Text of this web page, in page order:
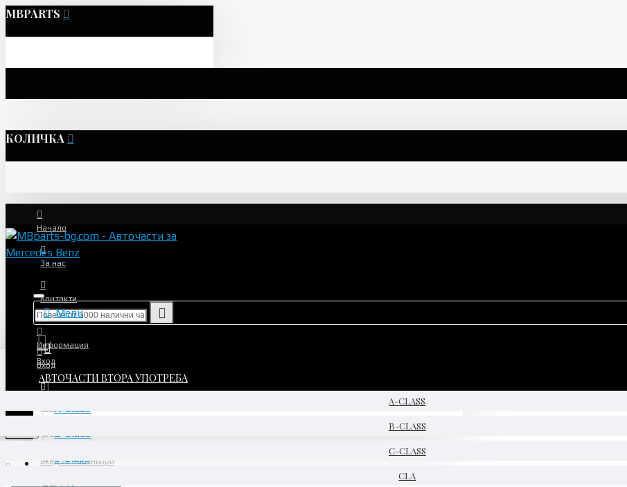
MBPARTS
КОЛИЧКА
Начало
За нас
Контакти
Информация
Вход за партньори
Вход
Menu
АВТОЧАСТИ ВТОРА УПОТРЕБА
A-CLASS
B-CLASS
C-CLASS
CLA
Вход